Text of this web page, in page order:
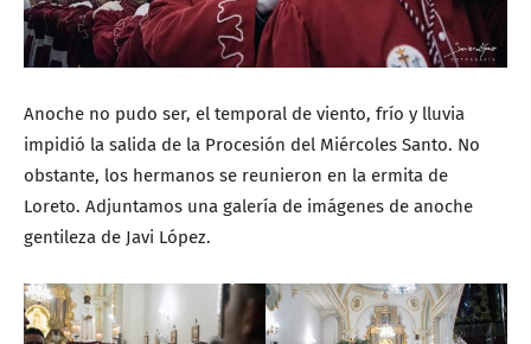
Anoche no pudo ser, el temporal de viento, frío y lluvia
impidió la salida de la Procesión del Miércoles Santo. No
obstante, los hermanos se reunieron en la ermita de
Loreto. Adjuntamos una galería de imágenes de anoche
gentileza de Javi López.